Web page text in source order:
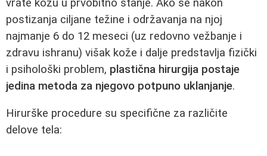
vrate kožu u prvobitno stanje. Ako se nakon
postizanja ciljane težine i održavanja na njoj
najmanje 6 do 12 meseci (uz redovno vežbanje i
zdravu ishranu) višak kože i dalje predstavlja fizički
i psihološki problem, plastična hirurgija postaje
jedina metoda za njegovo potpuno uklanjanje.
Hirurške procedure su specifične za različite
delove tela: